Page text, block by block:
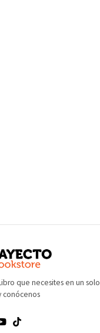
que necesites en un solo
conócenos